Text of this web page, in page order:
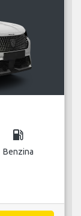
local_gas_station
Benzina